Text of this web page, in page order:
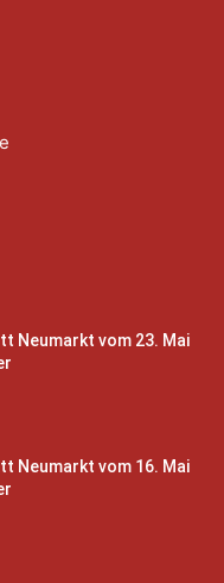
Neumarkt vom 23. Mai
Neumarkt vom 16. Mai